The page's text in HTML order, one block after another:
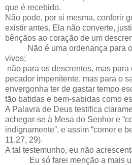
que é recebido.
Não pode, por si mesma, conferir
existir antes. Ela não converte,
bênçãos ao coração de um
Não é uma ordenança para os
vivos;
não para os descrentes, mas
pecador impenitente, mas para o
envergonha ter de gastar tempo
tão batidas e bem-sabidas como
A Palavra de Deus testifica
achegar-se à Mesa do Senhor e
indignamente”, e assim “comer e
11.27, 29).
A tal testemunho, eu não
Eu só farei menção a mais